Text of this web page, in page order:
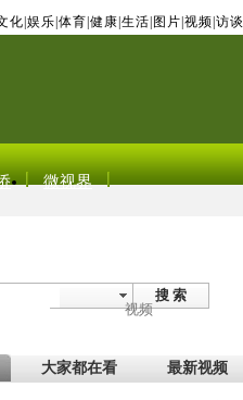
化 娱乐 体育 健康 生活 图片 视频 访谈
微视界
搜 索
视频
大家都在看 最新视频